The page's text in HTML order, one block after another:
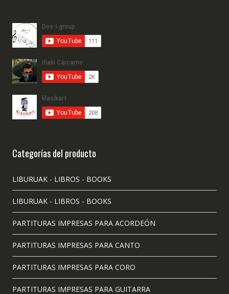
Categorías del producto
LIBURUAK - LIBROS - BOOKS
LIBURUAK - LIBROS - BOOKS
PARTITURAS IMPRESAS PARA ACORDEÓN
PARTITURAS IMPRESAS PARA CANTO
PARTITURAS IMPRESAS PARA CORO
PARTITURAS IMPRESAS PARA GUITARRA